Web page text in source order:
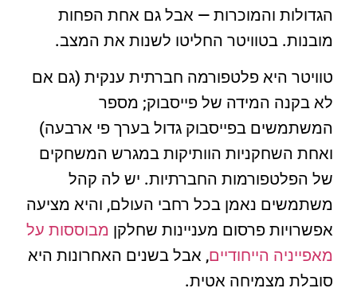
הגדולות והמוכרות — אבל גם אחת הפחות
מובנות. בטוויטר החליטו לשנות את המצב.
טוויטר היא פלטפורמה חברתית ענקית (גם אם
לא בקנה המידה של פייסבוק; מספר
המשתמשים בפייסבוק גדול בערך פי ארבעה)
ואחת השחקניות הוותיקות במגרש המשחקים
של הפלטפורמות החברתיות. יש לה קהל
משתמשים נאמן בכל רחבי העולם, והיא מציעה
אפשרויות פרסום מעניינות שחלקן מבוססות על
מאפייניה הייחודיים, אבל בשנים האחרונות היא
סובלת מצמיחה אטית.